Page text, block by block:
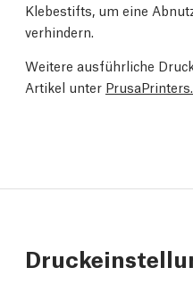
Klebestifts, um eine
verhindern.
Weitere ausführliche
Artikel unter